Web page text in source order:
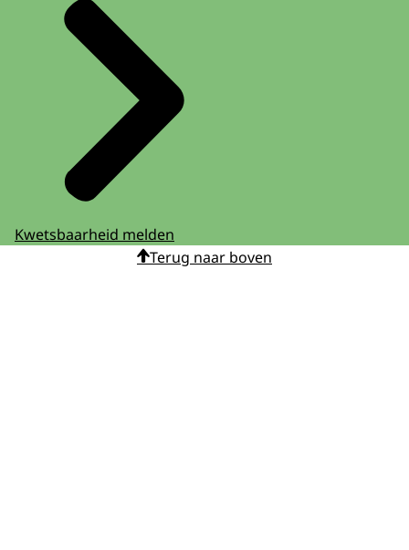
Kwetsbaarheid melden
Terug naar boven